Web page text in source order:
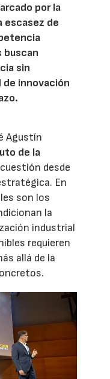
por la
escasez de
buscan
sin
de innovación
Agustín
de la
desde
En
son los
la
industrial
requieren
allá de la